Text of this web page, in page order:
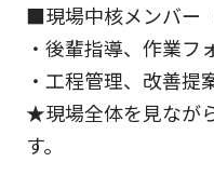
■現場中核メンバー
・後輩指導、作業フ
・工程管理、改善提
★現場全体を見なが
す。